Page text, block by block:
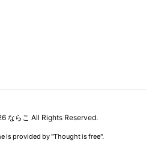
ならこ All Rights Reserved.
is provided by "Thought is free".